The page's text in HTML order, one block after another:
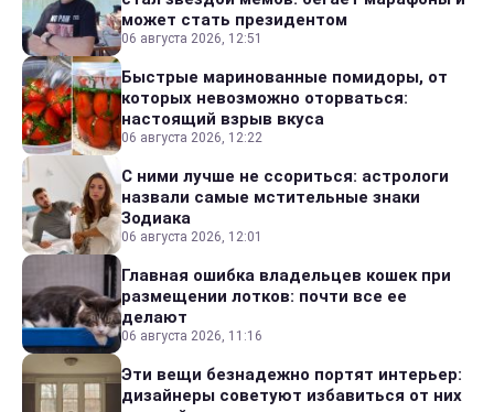
может стать президентом
06 августа 2026, 12:51
Быстрые маринованные помидоры, от
которых невозможно оторваться:
настоящий взрыв вкуса
06 августа 2026, 12:22
С ними лучше не ссориться: астрологи
назвали самые мстительные знаки
Зодиака
06 августа 2026, 12:01
Главная ошибка владельцев кошек при
размещении лотков: почти все ее
делают
06 августа 2026, 11:16
Эти вещи безнадежно портят интерьер:
дизайнеры советуют избавиться от них